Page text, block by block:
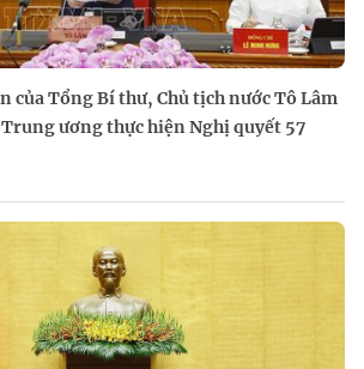
của Tổng Bí thư, Chủ tịch nước Tô Lâm
ương thực hiện Nghị quyết 57